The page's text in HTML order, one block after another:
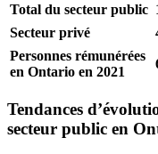
Total du secteur public
Secteur privé
Personnes rémunérées
en Ontario en 2021
Tendances
secteur public en